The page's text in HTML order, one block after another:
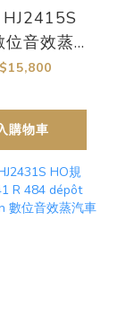
音效蒸氣
車
購物車